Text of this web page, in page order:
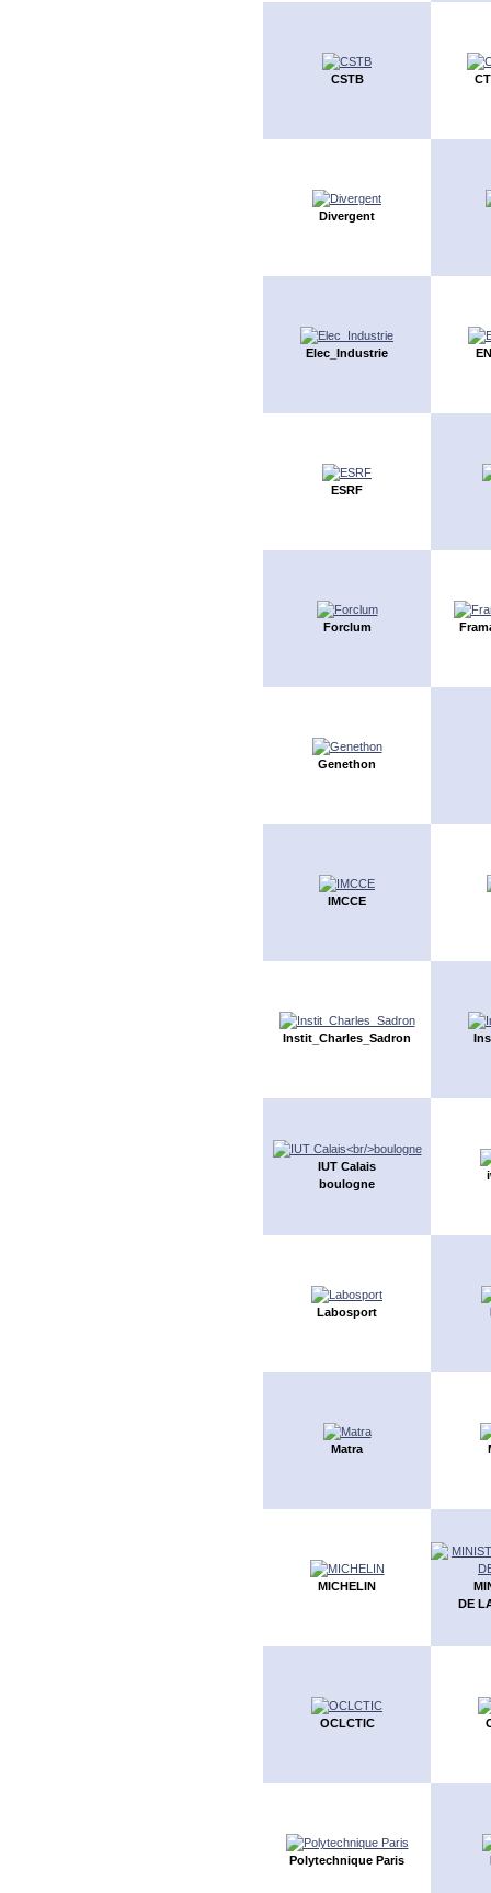
CSTB
Divergent
Elec_Industrie
ESRF
Forclum
Genethon
IMCCE
Instit_Charles_Sadron
IUT Calais
boulogne
Labosport
Matra
MICHELIN
DE
OCLCTIC
Polytechnique Paris